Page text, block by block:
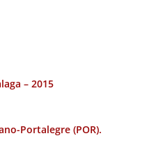
– 2015
Portalegre (POR).